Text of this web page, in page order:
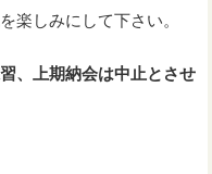
楽しみにして下さい。
、上期納会は中止とさせ